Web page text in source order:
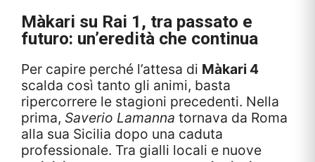
Màkari su Rai 1, tra passato e
futuro: un’eredità che continua
Per capire perché l’attesa di Màkari 4
scalda così tanto gli animi, basta
ripercorrere le stagioni precedenti. Nella
prima, Saverio Lamanna tornava da Roma
alla sua Sicilia dopo una caduta
professionale. Tra gialli locali e nuove